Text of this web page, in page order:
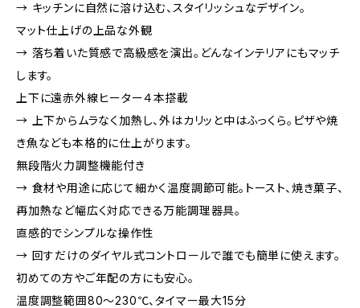
→ キッチンに自然に溶け込む、スタイリッシュなデザイン。
マット仕上げの上品な外観
→ 落ち着いた質感で高級感を演出。どんなインテリアにもマッチ
します。
上下に遠赤外線ヒーター４本搭載
→ 上下からムラなく加熱し、外はカリッと中はふっくら。ピザや焼
き魚なども本格的に仕上がります。
無段階火力調整機能付き
→ 食材や用途に応じて細かく温度調節可能。トースト、焼き菓子、
再加熱など幅広く対応できる万能調理器具。
直感的でシンプルな操作性
→ 回すだけのダイヤル式コントロールで誰でも簡単に使えます。
初めての方やご年配の方にも安心。
温度調整範囲80～230℃、タイマー最大15分